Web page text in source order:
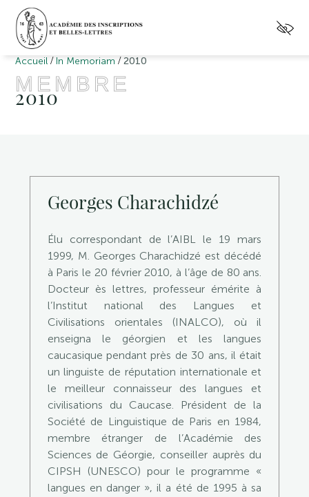
Accueil / In Memoriam /2010
MEMBRE
2010
Georges Charachidzé
Élu correspondant de l’AIBL le 19 mars
1999, M. Georges Charachidzé est décédé
à Paris le 20 février 2010, à l’âge de 80 ans.
Docteur ès lettres, professeur émérite à
l’Institut national des Langues et
Civilisations orientales (INALCO), où il
enseigna le géorgien et les langues
caucasique pendant près de 30 ans, il était
un linguiste de réputation internationale et
le meilleur connaisseur des langues et
civilisations du Caucase. Président de la
Société de Linguistique de Paris en 1984,
membre étranger de l’Académie des
Sciences de Géorgie, conseiller auprès du
CIPSH (UNESCO) pour le programme «
langues en danger », il a été de 1995 à sa